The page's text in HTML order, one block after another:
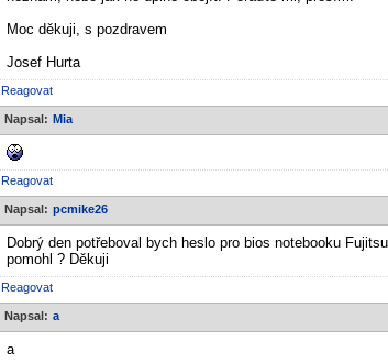
Moc děkuji, s pozdravem
Josef Hurta
Reagovat
Napsal: Mia
Reagovat
Napsal: pcmike26
Dobrý den potřeboval bych heslo pro bios notebooku
pomohl ? Děkuji
Reagovat
Napsal: a
a